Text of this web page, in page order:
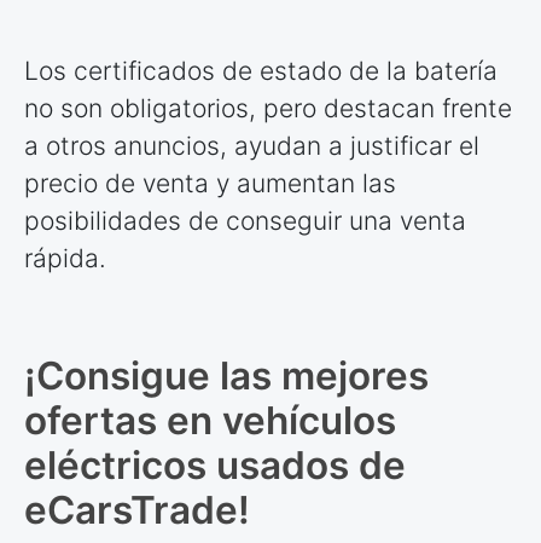
Los certificados de estado de la batería
no son obligatorios, pero destacan frente
a otros anuncios, ayudan a justificar el
precio de venta y aumentan las
posibilidades de conseguir una venta
rápida.
¡Consigue las mejores
ofertas en vehículos
eléctricos usados de
eCarsTrade!